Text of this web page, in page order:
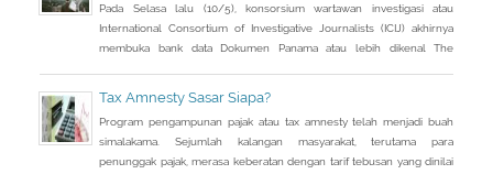
Pada Selasa lalu (10/5), konsorsium wartawan investigasi atau
International Consortium of Investigative Journalists (ICIJ) akhirnya
membuka bank data Dokumen Panama atau lebih dikenal The
pajak (tax haven). Selain itu, informasi lebih dari 100 ribu entitas
offshore
Tax Amnesty Sasar Siapa?
Program pengampunan pajak atau tax amnesty telah menjadi buah
simalakama. Sejumlah kalangan masyarakat, terutama para
penunggak pajak, merasa keberatan dengan tarif tebusan yang dinilai